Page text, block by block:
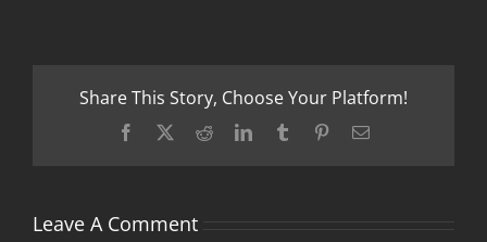
Share This Story, Choose Your Platform!
Facebook RedditLinkedInTumblr PinterestEmail
Leave A Comment